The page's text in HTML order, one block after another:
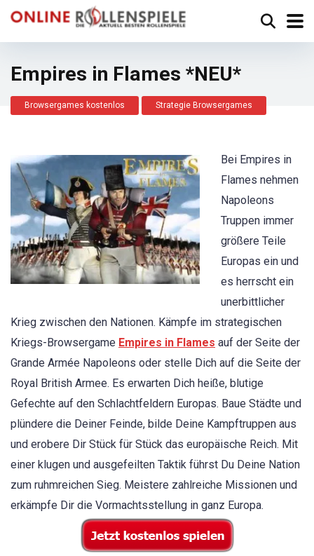
Empires in Flames *NEU*
Browsergames kostenlos Strategie Browsergames
Bei Empires in
Flames nehmen
Napoleons
Truppen immer
größere Teile
Europas ein und
es herrscht ein
unerbittlicher
Krieg zwischen den Nationen. Kämpfe im strategischen
Kriegs-Browsergame Empires in Flames auf der Seite der
Grande Armée Napoleons oder stelle Dich auf die Seite der
Royal British Armee. Es erwarten Dich heiße, blutige
Gefechte auf den Schlachtfeldern Europas. Baue Städte und
plündere die Deiner Feinde, bilde Deine Kampftruppen aus
und erobere Dir Stück für Stück das europäische Reich. Mit
einer klugen und ausgefeilten Taktik führst Du Deine Nation
zum ruhmreichen Sieg. Meistere zahlreiche Missionen und
erkämpfe Dir die Vormachtsstellung in ganz Europa.